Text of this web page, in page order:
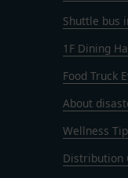
Shuttle bus
1F Dining
Food Truck
About
Wellness
Distribution
情報の全部または一部を
の利用規約の執行、当社
のために、開示が合理
併または譲渡に際し、当
部または一部を関係者
であって、法定代理人
助人の同意等を得ていな
との契約に違反した者
と当社が判断した場合
的勢力、その他これに